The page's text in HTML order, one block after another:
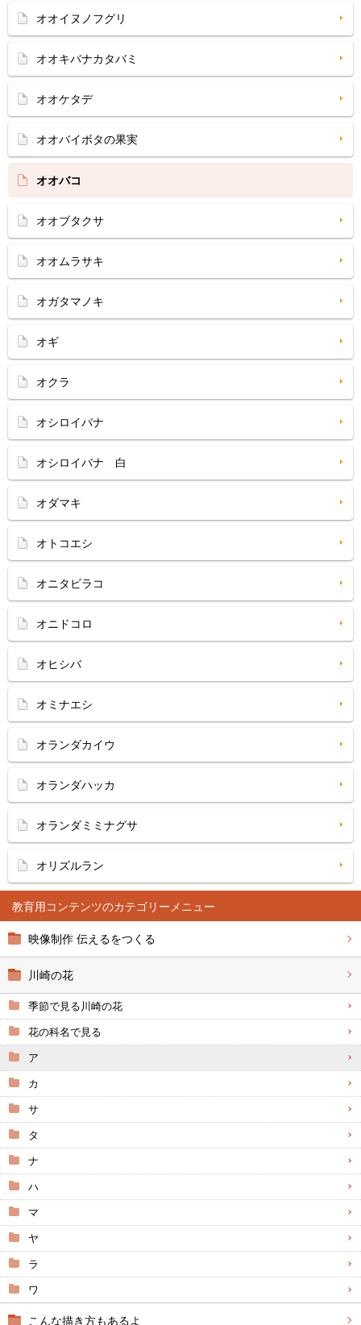
教育用コンテンツ
映像制作 伝えるをつくる
川崎の花
季節で見る川崎の花
花の科名で見る
ア
カ
サ
タ
ナ
ハ
マ
ヤ
ラ
ワ
こんな描き方もあるよ
オオイヌノフグリ
オオキバナカタバミ
オオケタデ
オオバイボタの果実
オオバコ
オオブタクサ
オオムラサキ
オガタマノキ
オギ
オクラ
オシロイバナ
オシロイバナ 白
オダマキ
オトコエシ
オニタビラコ
オニドコロ
オヒシバ
オミナエシ
オランダカイウ
オランダハッカ
オランダミミナグサ
オリズルラン